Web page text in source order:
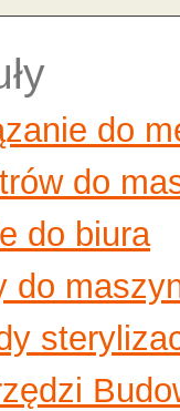
do
do
do biura
do